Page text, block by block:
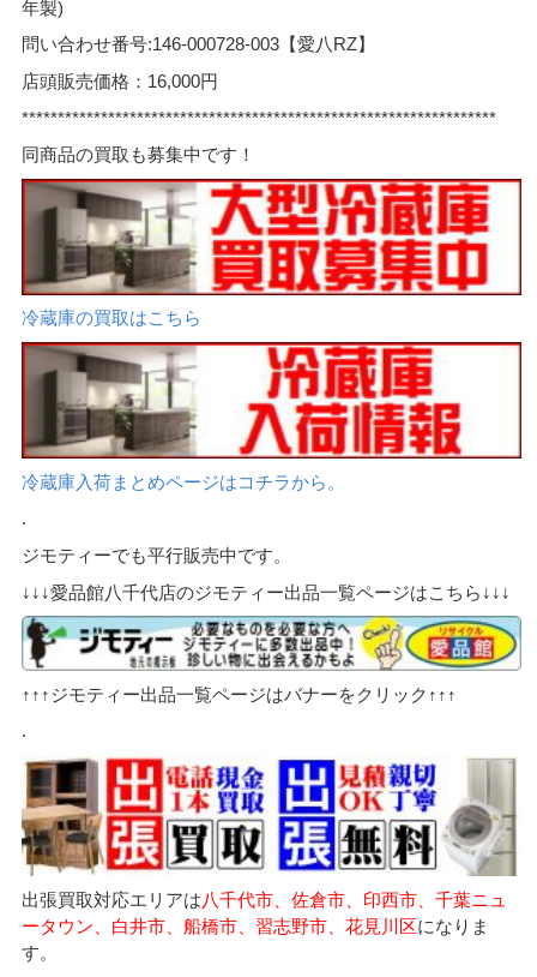
年製)
問い合わせ番号:146-000728-003【愛八RZ】
店頭販売価格：16,000円
******************************************************************
同商品の買取も募集中です！
冷蔵庫の買取はこちら
冷蔵庫入荷まとめページはコチラから。
.
ジモティーでも平行販売中です。
↓↓↓愛品館八千代店のジモティー出品一覧ページはこちら↓↓↓
↑↑↑ジモティー出品一覧ページはバナーをクリック↑↑↑
.
出張買取対応エリアは八千代市、佐倉市、印西市、千葉ニュ
ータウン、白井市、船橋市、習志野市、花見川区になりま
す。